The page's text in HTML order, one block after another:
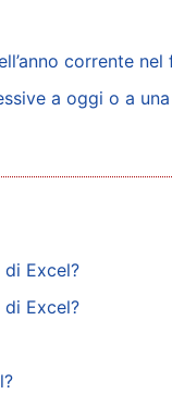
corrente
a oggi o a
Excel?
Excel?